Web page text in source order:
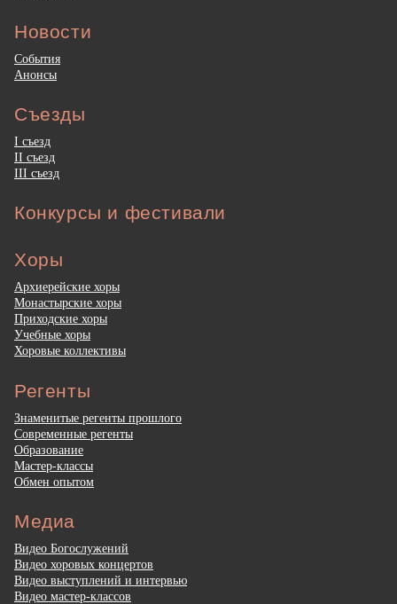
Новости
События
Анонсы
Съезды
I съезд
II съезд
III съезд
Конкурсы и фестивали
Хоры
Архиерейские хоры
Монастырские хоры
Приходские хоры
Учебные хоры
Хоровые коллективы
Регенты
Знаменитые регенты прошлого
Современные регенты
Образование
Мастер-классы
Обмен опытом
Медиа
Видео Богослужений
Видео хоровых концертов
Видео выступлений и интервью
Видео мастер-классов